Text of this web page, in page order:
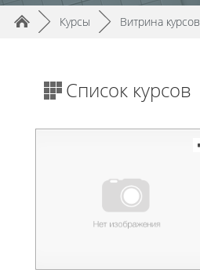
Путь к странице
/► Курсы /► Витрина курсов
Список курсов